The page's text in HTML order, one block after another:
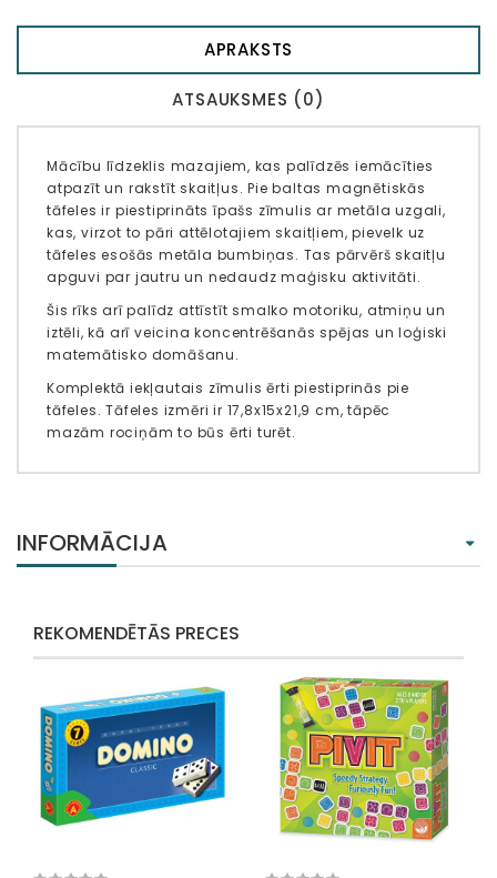
APRAKSTS
ATSAUKSMES (0)
Mācību līdzeklis mazajiem, kas palīdzēs iemācīties
atpazīt un rakstīt skaitļus. Pie baltas magnētiskās
tāfeles ir piestiprināts īpašs zīmulis ar metāla uzgali,
kas, virzot to pāri attēlotajiem skaitļiem, pievelk uz
tāfeles esošās metāla bumbiņas. Tas pārvērš skaitļu
apguvi par jautru un nedaudz maģisku aktivitāti.
Šis rīks arī palīdz attīstīt smalko motoriku, atmiņu un
iztēli, kā arī veicina koncentrēšanās spējas un loģiski
matemātisko domāšanu.
Komplektā iekļautais zīmulis ērti piestiprinās pie
tāfeles. Tāfeles izmēri ir 17,8x15x21,9 cm, tāpēc
mazām rociņām to būs ērti turēt.
INFORMĀCIJA
REKOMENDĒTĀS PRECES